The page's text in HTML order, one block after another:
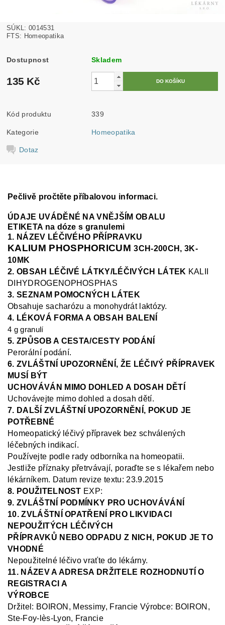
SÚKL: 0014531
FTS: Homeopatika
Dostupnost Skladem
135 Kč
Kód produktu 339
Kategorie Homeopatika
Dotaz
Pečlivě pročtěte příbalovou informaci.
ÚDAJE UVÁDĚNÉ NA VNĚJŠÍM OBALU
ETIKETA na dóze s granulemi
1. NÁZEV LÉČIVÉHO PŘÍPRAVKU
KALIUM PHOSPHORICUM3CH-200CH, 3K-
10MK
2. OBSAH LÉČIVÉ LÁTKY/LÉČIVÝCH LÁTEK KALII
DIHYDROGENOPHOSPHAS
3. SEZNAM POMOCNÝCH LÁTEK
Obsahuje sacharózu a monohydrát laktózy.
4. LÉKOVÁ FORMA A OBSAH BALENÍ
4 g granulí
5. ZPŮSOB A CESTA/CESTY PODÁNÍ
Perorální podání.
6. ZVLÁŠTNÍ UPOZORNĚNÍ, ŽE LÉČIVÝ PŘÍPRAVEK
MUSÍ BÝT
UCHOVÁVÁN MIMO DOHLED A DOSAH DĚTÍ
Uchovávejte mimo dohled a dosah dětí.
7. DALŠÍ ZVLÁŠTNÍ UPOZORNĚNÍ, POKUD JE
POTŘEBNÉ
Homeopatický léčivý přípravek bez schválených
léčebných indikací.
Používejte podle rady odborníka na homeopatii.
Jestliže příznaky přetrvávají, poraďte se s lékařem nebo
lékárníkem. Datum revize textu: 23.9.2015
8. POUŽITELNOST EXP:
9. ZVLÁŠTNÍ PODMÍNKY PRO UCHOVÁVÁNÍ
10. ZVLÁŠTNÍ OPATŘENÍ PRO LIKVIDACI
NEPOUŽITÝCH LÉČIVÝCH
PŘÍPRAVKŮ NEBO ODPADU Z NICH, POKUD JE TO
VHODNÉ
Nepoužitelné léčivo vraťte do lékárny.
11. NÁZEV A ADRESA DRŽITELE ROZHODNUTÍ O
REGISTRACI A
VÝROBCE
Držitel : BOIRON, Messimy, Francie Výrobce: BOIRON,
Ste-Foy- lès-Lyon, Francie